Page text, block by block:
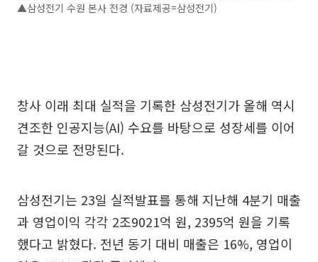
▲삼성전기 수원 본사 전경 (자료제공=삼성전기)
창사 이래 최대 실적을 기록한 삼성전기가 올해 역시
견조한 인공지능(AI) 수요를 바탕으로 성장세를 이어
갈 것으로 전망된다.
삼성전기는 23일 실적발표를 통해 지난해 4분기 매출
과 영업이익 각각 2조9021억 원, 2395억 원을 기록
했다고 밝혔다. 전년 동기 대비 매출은 16%, 영업이